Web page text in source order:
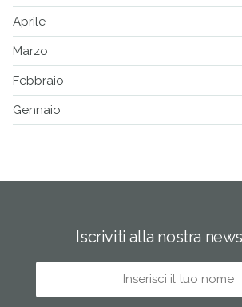
Aprile
Marzo
Febbraio
Gennaio
Iscriviti alla nostra